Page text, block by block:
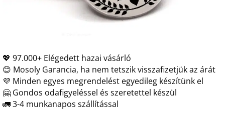
💖 97.000+ Elégedett hazai vásárló
😊 Mosoly Garancia, ha nem tetszik visszafizetjük az árát
💜 Minden egyes megrendelést egyedileg készítünk el
🤗 Gondos odafigyeléssel és szeretettel készül
🚛 3-4 munkanapos szállítással